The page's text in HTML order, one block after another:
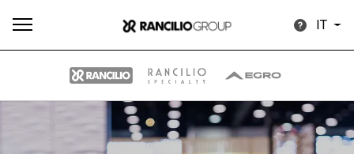
IT
Tutti Prodotti Download Altro